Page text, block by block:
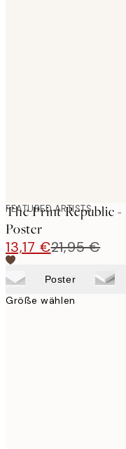
FEATURED ARTISTS
The Print Republic
Poster
13,17 €21,95 €
Poster
Größe wählen